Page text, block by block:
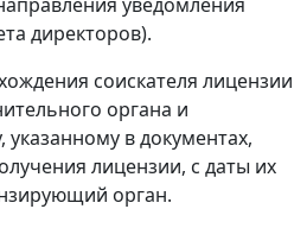
уведомления
директоров).
соискателя лицензии
органа и
указанному в документах,
лицензии, с даты их
орган.